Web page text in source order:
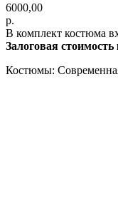
6000,00
р.
В комплект костюма
Залоговая
Костюмы: